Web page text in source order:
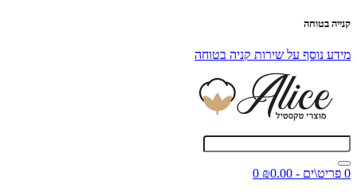
קנייה בטוחה
מידע נוסף על שירות קניה בטוחה
0 פריט\ים - ₪0.00
0